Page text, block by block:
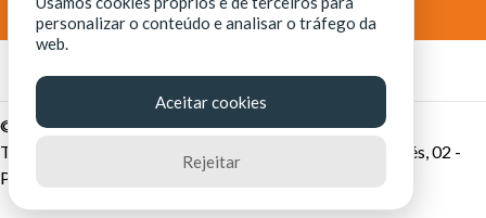
© Fortaleza Digital || CITINOVA - Fundação de Ciência,
Tecnologia e Inovação de Fortaleza - Rua dos Tremembés, 02 -
Praia de Iracema - Fortaleza-CE
personalizar o conteúdo e analisar o tráfego da
web.
Aceitar cookies
Rejeitar